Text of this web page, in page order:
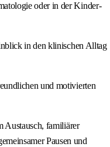
oder in der Kinder-
in den klinischen Alltag
und motivierten
Austausch, familiärer
Pausen und